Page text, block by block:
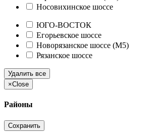
Носовихинское шоссе
ЮГО-ВОСТОК
Егорьевское шоссе
Новорязанское шоссе (М5)
Рязанское шоссе
Удалить все
×Close
Районы
Сохранить